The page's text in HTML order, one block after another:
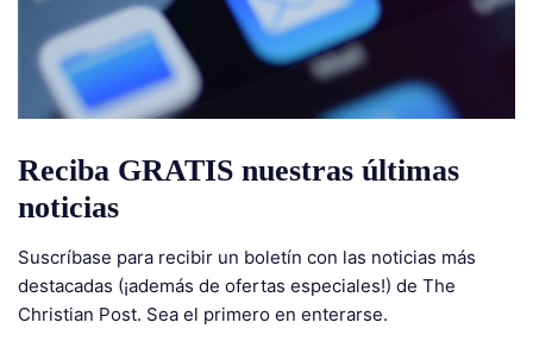
Reciba GRATIS nuestras últimas
noticias
Suscríbase para recibir un boletín con las noticias más
destacadas (¡además de ofertas especiales!) de The
Christian Post. Sea el primero en enterarse.